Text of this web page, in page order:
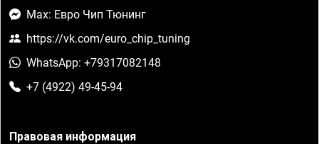
Max: Евро Чип Тюнинг
https://vk.com/euro_chip_tuning
WhatsApp: +79317082148
+7 (4922) 49-45-94
Правовая информация